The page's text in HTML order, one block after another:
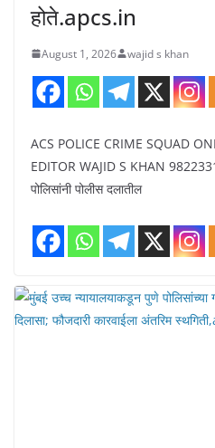
होते.apcs.in
August 1, 2026 wajid s khan
ACS POLICE CRIME SQUAD
EDITOR WAJID S KHAN
पोलिसांनी पोलीस दलातील